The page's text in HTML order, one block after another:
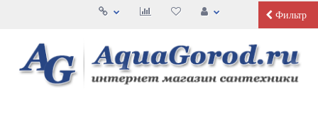
Фильтр